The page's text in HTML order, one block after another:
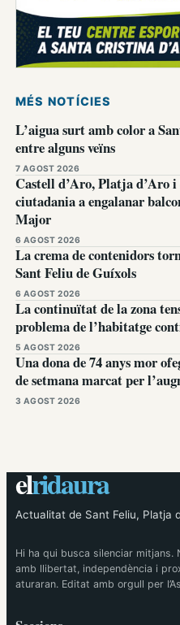
MÉS NOTÍCIES
L’aigua surt amb color a
entre alguns veïns
7 AGOST 2026
Castell d’Aro, Platja d’Aro i
ciutadania a engalanar
Major
6 AGOST 2026
La crema de contenidors
Sant Feliu de Guíxols
6 AGOST 2026
La continuïtat de la zona
problema de l’habitatge
5 AGOST 2026
Una dona de 74 anys mor
de setmana marcat per
3 AGOST 2026
elridaura
Actualitat de Sant Feliu, Platja
Hi ha qui busca silenciar mitjans.
amb llibertat, independència i
aturaran. Editat amb orgull per